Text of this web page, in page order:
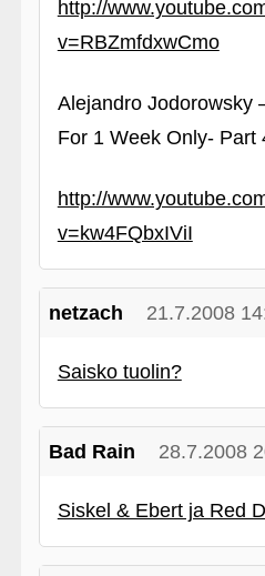
http://
v=RBZmfdxwCmo
Alejandro Jodorowsky
For 1 Week Only- Part
http://
v=kw4FQbxIViI
netzach 21.7.2008
Saisko tuolin?
Bad Rain 28.7.2008
Siskel & Ebert ja Red